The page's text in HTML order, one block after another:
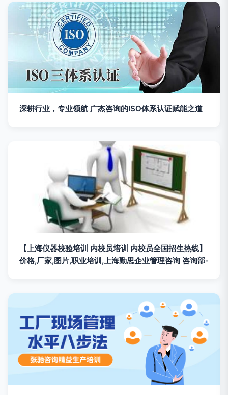
深耕行业，专业领航 广杰咨询的ISO体系认证赋能之道
【上海仪器校验培训 内校员培训 内校员全国招生热线】
价格,厂家,图片,职业培训,上海勤思企业管理咨询 咨询部-